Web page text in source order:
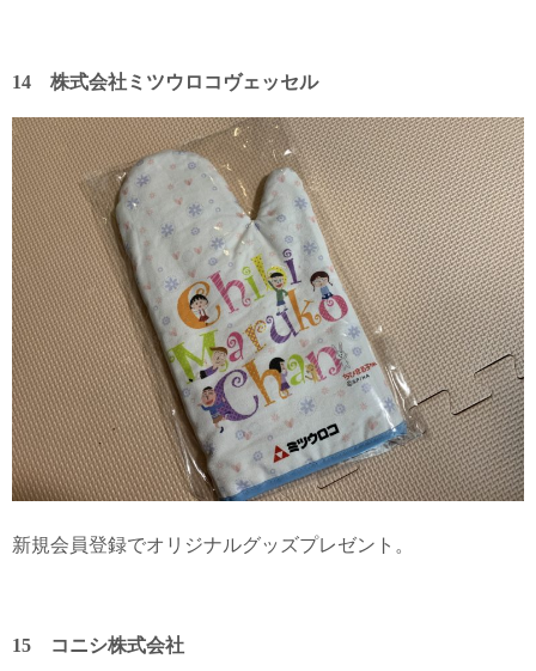
14 株式会社ミツウロコヴェッセル
新規会員登録でオリジナルグッズプレゼント。
15 コニシ株式会社